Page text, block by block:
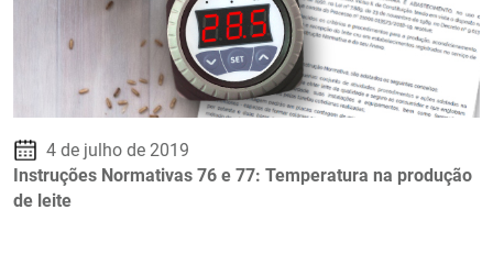
4 de julho de 2019
Instruções Normativas 76 e 77: Temperatura na produção
de leite